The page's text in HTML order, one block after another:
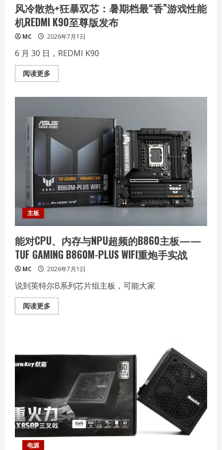
大
学
校
企
共
建
“AI+创
新
应
与
实
中
风冷散热+狂暴双芯：暑期档最“香”游戏性能
机REDMI K90至尊版发布
MC 2026年7月1日
6 月 30 日，REDMI K90
阅读更多Read
more
热
+狂
暴
双
芯：
暑
期
档
最
“香”
游
戏
能
机
K90
尊
版
发
布
主板
能对CPU、内存与NPU超频的B860主板——
TUF GAMING B860M-PLUS WIFI重炮手实战
MC 2026年7月1日
说到英特尔B系列芯片组主板，可能大家
阅读更多Read
more
存
B860
主
板
——
TUF
GAMING
B860M-
电源